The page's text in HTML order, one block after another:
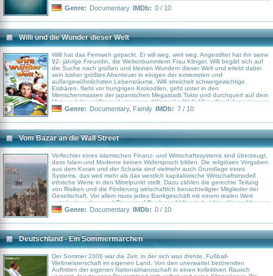
Genre: Documentary IMDb: 0 / 10
Willi und die Wunder dieser Welt
Willi hat das Fernweh gepackt. Er will weg, weit weg. Angestiftet hat ihn seine
92- jährige Freundin, die Weltenbummlerin Frau Klinger. Willi begibt sich auf
die Suche nach großen und kleinen Wundern dieser Welt und erlebt dabei
sein bisher größtes Abenteuer in einigen der extremsten und
außergewöhnlichsten Lebensräume. Willi streichelt schwergewichtige
Eisbären, flieht vor hungrigen Krokodilen, geht unter in den
Menschenmassen der japanischen Megastadt Tokio und durchquert auf dem
Motorrad die größte und einsamste Wüste der Welt. Überall auf der
Reiseroute begegnet er liebenswerten Menschen, die ihm bereitwillig zeigen,
gefährlichen, süßen und ekligen Tieren geht Willi auf Tuchfühlung –
manchmal mehr als ihm lieb ist. Und schließlich gelangt er nach vielen
aufregenden Erlebnissen an den Ort, von dem Frau Klinger, immer
geschwärmt hat. In der Sahara erfüllt er ihr einen Herzenswunsch, denn:
“Versprochen ist schließlich versprochen”.
Genre: Documentary, Family IMDb: 7 / 10
Vom Bazar an die Wall Street
Verfechter eines islamischen Finanz- und Wirtschaftssystems sind überzeugt,
dass Islam und Moderne keinen Widerspruch bilden. Die religiösen Vorgaben
aus dem Koran und der Scharia sind vielmehr auch Grundlage eines
Systems, das weit mehr als das westlich kapitalistische Wirtschaftsmodell
ethische Werte in den Mittelpunkt stellt. Dazu zählen die gerechte Teilung
von Risiken und die Förderung wirtschaftlich benachteiligter Mitglieder der
Gesellschaft. Vor allem muss jedes Bankgeschäft mit einem realen Wert
unterlegt werden, und Zinsen auf Bankgeschäfte sind nicht zulässig. Vom
alten Bazar Istanbuls über die neue, religiös geprägte Unternehmerschicht in
Abu Dhabi spielt “Islamic Finance” eine immer größere Rolle. Die
Dokumentation blickt hinter die Kulissen dieses islamischen Finanzsystems,
stellt neue, aufstrebende Unternehmer, aber auch einfache Arbeiter vor.
Sowohl Wirtschaftsexperten in London, dem europäischen Zentrum von
“Islamic Finance”, als auch Schlüsselfiguren aus den Golfstaaten erklären
Unterschiede, Gemeinsamkeiten und nicht zuletzt Probleme eines Systems,
von dem viele Ökonomen glauben, dass es das 21. Jahrhundert
entscheidend mitprägen wird. Islamische Rechtsgelehrte, die Scholars, legen
Genre: Documentary IMDb: 0 / 10
Deutschland - Ein Sommermärchen
Der Sommer 2006 war die Zeit, in der sich was drehte. Fußball-
Weltmeisterschaft im eigenen Land. Von den unerwartet betörenden
Auftritten der eigenen Nationalmannschaft in einen kollektiven Rausch